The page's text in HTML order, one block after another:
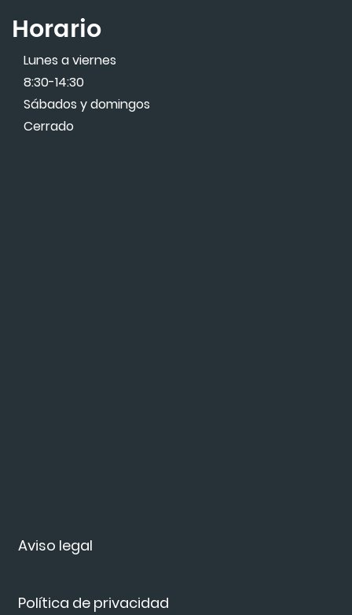
Aviso legal
Política de privacidad
Horario
Lunes a viernes
8:30-14:30
Sábados y domingos
Cerrado